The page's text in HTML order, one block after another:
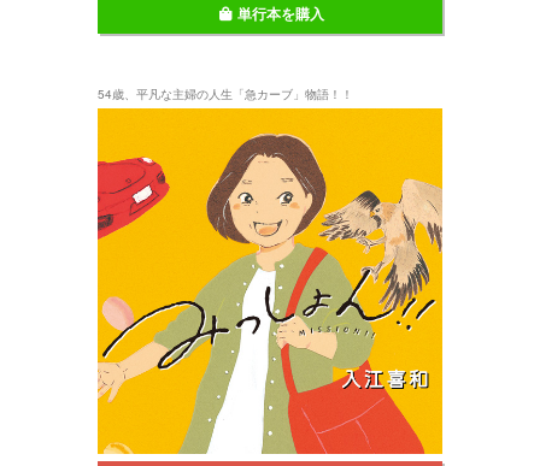
単行本を購入
54歳、平凡な主婦の人生「急カーブ」物語！！